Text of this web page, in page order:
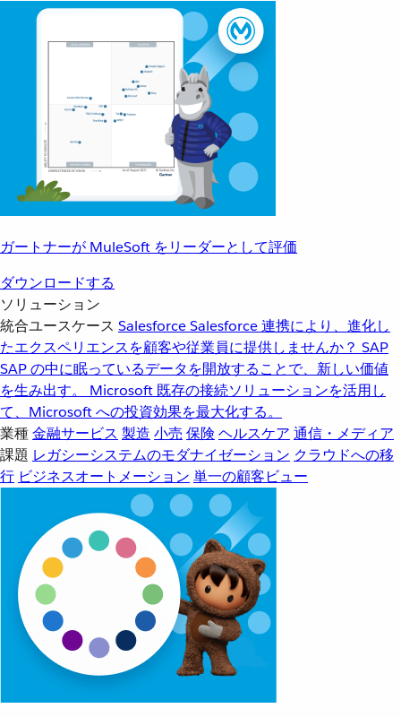
ガートナーが MuleSoft をリーダーとして評価
ダウンロードする
ソリューション
統合ユースケース SalesforceSalesforce 連携により、進化し
たエクスペリエンスを顧客や従業員に提供しませんか？ SAP
SAP の中に眠っているデータを開放することで、新しい価値
を生み出す。
Microsoft 既存の接続ソリューションを活用し
て、Microsoft への投資効果を最大化する。
業種金融サービス 製造 小売 保険 ヘルスケア 通信・メディア
課題 レガシーシステムのモダナイゼーション クラウドへの移
行 ビジネスオートメーション 単一の顧客ビュー